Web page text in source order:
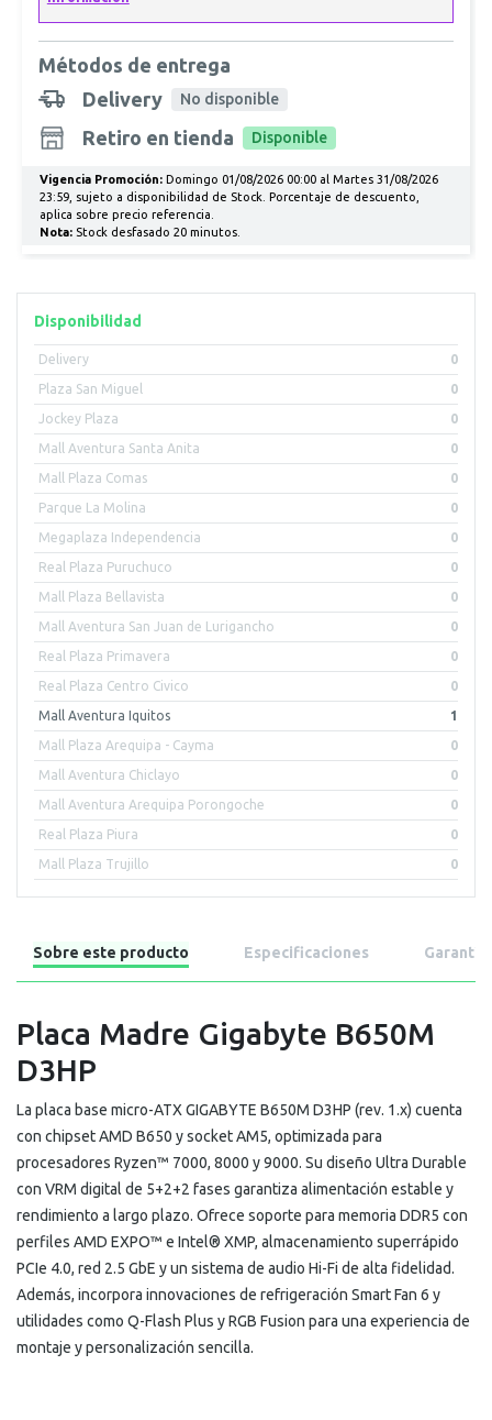
Disponibilidad
Delivery 0
Plaza San Miguel 0
Jockey Plaza 0
Mall Aventura Santa Anita 0
Mall Plaza Comas 0
Parque La Molina 0
Megaplaza Independencia 0
Real Plaza Puruchuco 0
Mall Plaza Bellavista 0
Mall Aventura San Juan de Lurigancho 0
Real Plaza Primavera 0
Real Plaza Centro Civico 0
Mall Aventura Iquitos 1
Mall Plaza Arequipa - Cayma 0
Mall Aventura Chiclayo 0
Mall Aventura Arequipa Porongoche 0
Real Plaza Piura 0
Mall Plaza Trujillo 0
Métodos de entrega
Delivery
No disponible
Retiro en tienda Disponible
Vigencia Promoción:Domingo 01/08/2026 00:00 al Martes 31/08/2026
23:59, sujeto a disponibilidad de Stock. Porcentaje de descuento,
aplica sobre precio referencia.
Nota:Stock desfasado 20 minutos.
Sobre este producto Especificaciones Garantía
Placa Madre Gigabyte B650M
D3HP
La placa base micro-ATX GIGABYTE B650M D3HP (rev. 1.x) cuenta
con chipset AMD B650 y socket AM5, optimizada para
procesadores Ryzen™ 7000, 8000 y 9000. Su diseño Ultra Durable
con VRM digital de 5+2+2 fases garantiza alimentación estable y
rendimiento a largo plazo. Ofrece soporte para memoria DDR5 con
perfiles AMD EXPO™ e Intel® XMP, almacenamiento superrápido
PCIe 4.0, red 2.5 GbE y un sistema de audio Hi-Fi de alta fidelidad.
Además, incorpora innovaciones de refrigeración Smart Fan 6 y
utilidades como Q-Flash Plus y RGB Fusion para una experiencia de
montaje y personalización sencilla.